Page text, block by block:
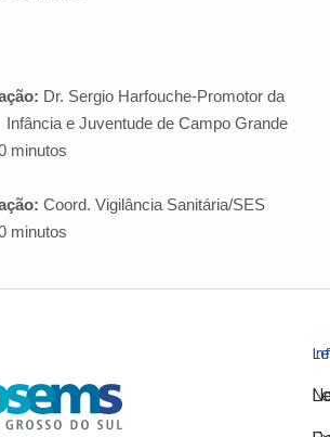
Dr. Sergio Harfouche-Promotor da
e Juventude de Campo Grande
minutos
Coord. Vigilância Sanitária/SES
minutos